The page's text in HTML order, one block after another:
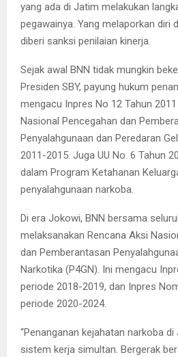
yang ada di Jatim melakukan
pegawainya. Yang melaporkan diri
diberi sanksi penilaian kinerja.
Sejak awal BNN tidak mungkin
Presiden SBY, payung hukum
mengacu Inpres No 12 Tahun
Nasional Pencegahan dan
Penyalahgunaan dan Peredaran
2011-2015. Juga UU No. 6 Tahun
dalam Program Ketahanan
penyalahgunaan narkoba.
Di era Jokowi, BNN bersama
melaksanakan Rencana Aksi
dan Pemberantasan
Narkotika (P4GN). Ini mengacu
periode 2018-2019, dan Inpres
periode 2020-2024.
“Penanganan kejahatan narkoba
sistem kerja simultan. Bergerak